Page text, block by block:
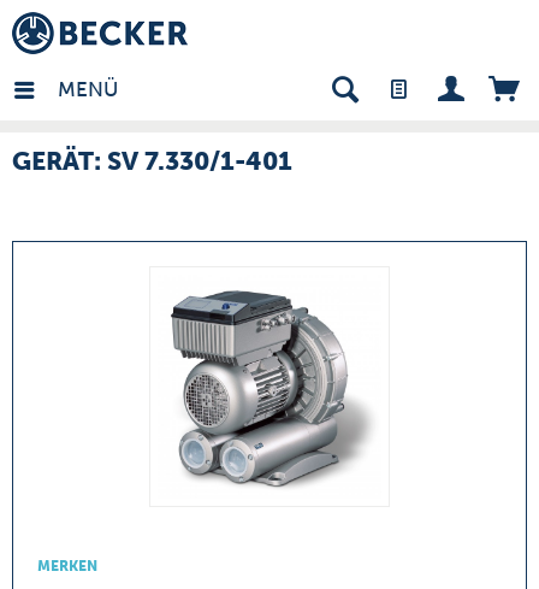
MENÜ
- DE
GERÄT: SV 7.330/1-401
MERKEN